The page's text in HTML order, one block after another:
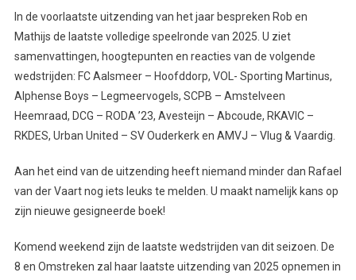
In de voorlaatste uitzending van het jaar bespreken Rob en
Mathijs de laatste volledige speelronde van 2025. U ziet
samenvattingen, hoogtepunten en reacties van de volgende
wedstrijden: FC Aalsmeer – Hoofddorp, VOL- Sporting Martinus,
Alphense Boys – Legmeervogels, SCPB – Amstelveen
Heemraad, DCG – RODA ’23, Avesteijn – Abcoude, RKAVIC –
RKDES, Urban United – SV Ouderkerk en AMVJ – Vlug & Vaardig.
Aan het eind van de uitzending heeft niemand minder dan Rafael
van der Vaart nog iets leuks te melden. U maakt namelijk kans op
zijn nieuwe gesigneerde boek!
Komend weekend zijn de laatste wedstrijden van dit seizoen. De
8 en Omstreken zal haar laatste uitzending van 2025 opnemen in